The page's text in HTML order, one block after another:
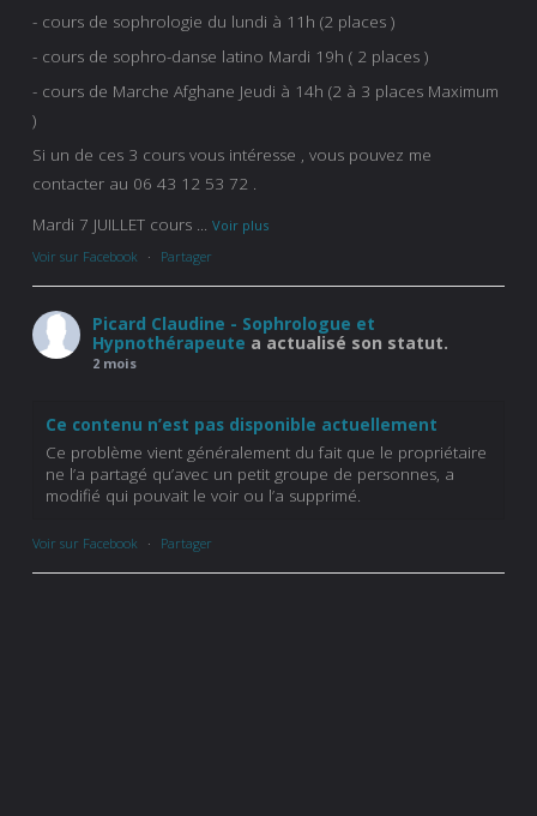
- cours de sophrologie du lundi à 11h (2 places )
- cours de sophro-danse latino Mardi 19h ( 2 places )
- cours de Marche Afghane Jeudi à 14h (2 à 3 places Maximum
)
Si un de ces 3 cours vous intéresse , vous pouvez me
contacter au 06 43 12 53 72 .
Mardi 7 JUILLET cours ... Voir plus
Voir sur Facebook · Partager
Picard Claudine - Sophrologue et
Hypnothérapeute a actualisé son statut.
2 mois
Ce contenu n’est pas disponible actuellement
Ce problème vient généralement du fait que le propriétaire
ne l’a partagé qu’avec un petit groupe de personnes, a
modifié qui pouvait le voir ou l’a supprimé.
Voir sur Facebook · Partager